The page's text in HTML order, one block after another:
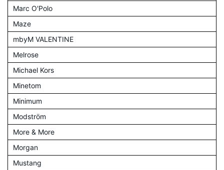
Marc O'Polo
Maze
mbyM VALENTINE
Melrose
Michael Kors
Minetom
Minimum
Modström
More & More
Morgan
Mustang